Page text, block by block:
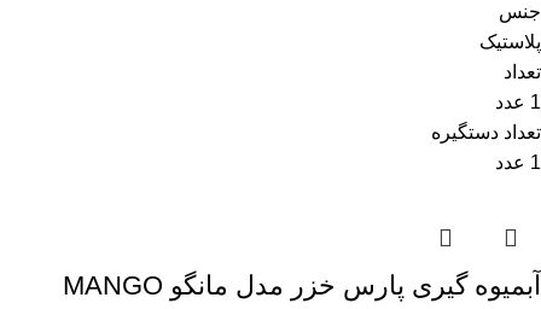
جنس
پلاستیک
تعداد
1 عدد
تعداد دستگیره
1 عدد
آبمیوه گیری پارس خزر مدل مانگو MANGO